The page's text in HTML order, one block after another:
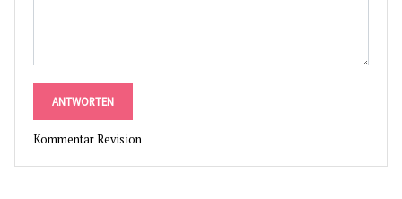
ANTWORTEN
Kommentar Revision